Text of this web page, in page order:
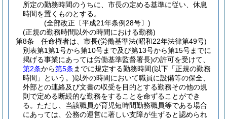
所定の勤務時間のうちに、市長の定める基準に従い、休息
時間を置くものとする。
(全部改正〔平成21年条例28号〕)
(正規の勤務時間以外の時間における勤務)
第8条
任命権者は、市長(労働基準法(昭和22年法律第49号)
別表第1第1号から第10号まで及び第13号から第15号までに
掲げる事業にあっては労働基準監督署長)の許可を受けて、
第2条から第5条 までに規定する勤務時間(以下「正規の勤務
時間」という。)以外の時間において職員に設備等の保全、
外部との連絡及び文書の収受を目的とする勤務その他の規
則で定める断続的な勤務をすることを命ずることができ
る。 ただし、当該職員が育児短時間勤務職員等である場合
にあっては、公務の運営に著しい支障が生ずると認められ